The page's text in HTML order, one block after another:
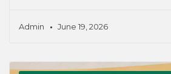
Admin June 19, 2026